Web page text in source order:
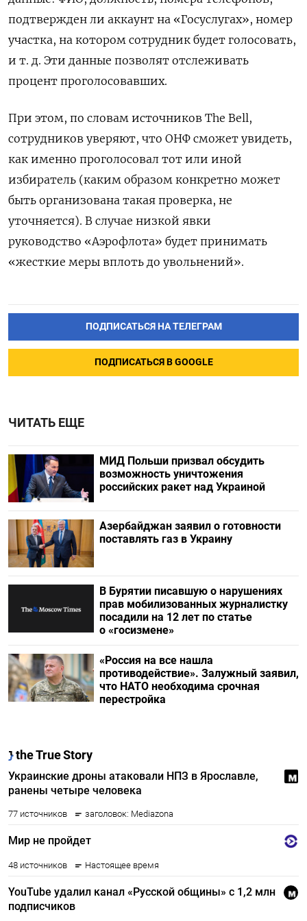
подтвержден ли аккаунт на «Госуслугах», номер
участка, на котором сотрудник будет голосовать,
и т. д. Эти данные позволят отслеживать
процент проголосовавших.
При этом, по словам источников The Bell,
сотрудников уверяют, что ОНФ сможет увидеть,
как именно проголосовал тот или иной
избиратель (каким образом конкретно может
быть организована такая проверка, не
уточняется). В случае низкой явки
руководство «Аэрофлота» будет принимать
«жесткие меры вплоть до увольнений».
ПОДПИСАТЬСЯ НА ТЕЛЕГРАМ
ПОДПИСАТЬСЯ В GOOGLE
ЧИТАТЬ ЕЩЕ
МИД Польши призвал обсудить
возможность уничтожения
российских ракет над Украиной
Азербайджан заявил о готовности
поставлять газ в Украину
В Бурятии писавшую о нарушениях
прав мобилизованных журналистку
посадили на 12 лет по статье
о «госизмене»
«Россия на все нашла
противодействие». Залужный заявил,
что НАТО необходима срочная
перестройка